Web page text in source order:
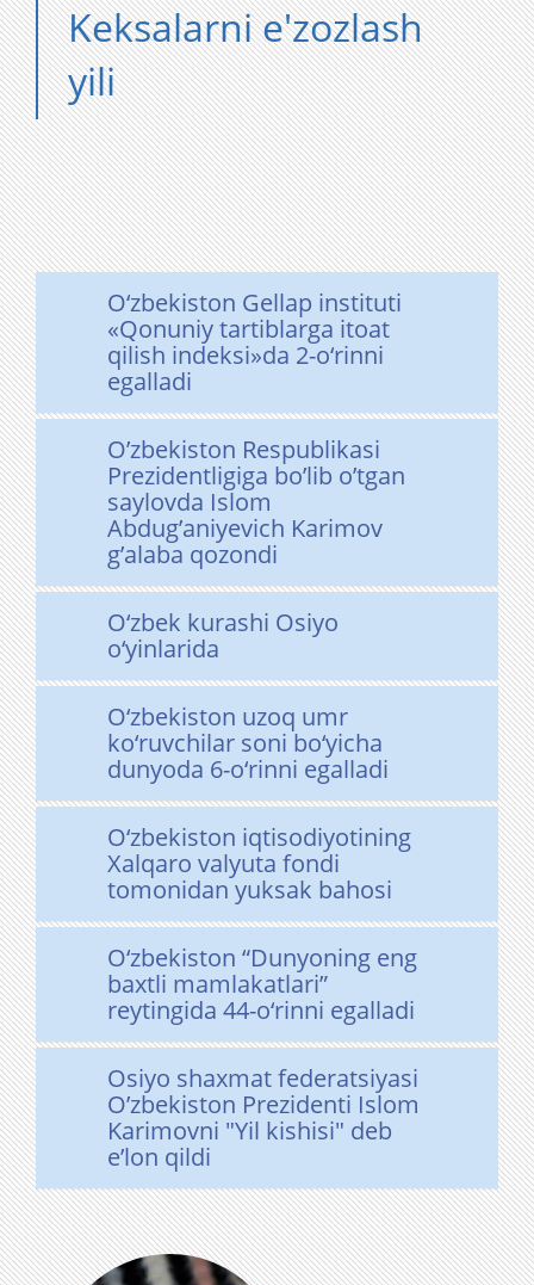
Keksalarni e'zozlash
yili
O‘zbekiston Gellap instituti
«Qonuniy tartiblarga itoat
qilish indeksi»da 2-o‘rinni
egalladi
O’zbekiston Respublikasi
Prezidentligiga bo’lib o’tgan
saylovda Islom
Abdug’aniyevich Karimov
g’alaba qozondi
O‘zbek kurashi Osiyo
o‘yinlarida
O‘zbekiston uzoq umr
ko‘ruvchilar soni bo‘yicha
dunyoda 6-o‘rinni egalladi
O‘zbekiston iqtisodiyotining
Xalqaro valyuta fondi
tomonidan yuksak bahosi
O‘zbekiston “Dunyoning eng
baxtli mamlakatlari”
reytingida 44-o‘rinni egalladi
Osiyo shaxmat federatsiyasi
O’zbekiston Prezidenti Islom
Karimovni "Yil kishisi" deb
e’lon qildi